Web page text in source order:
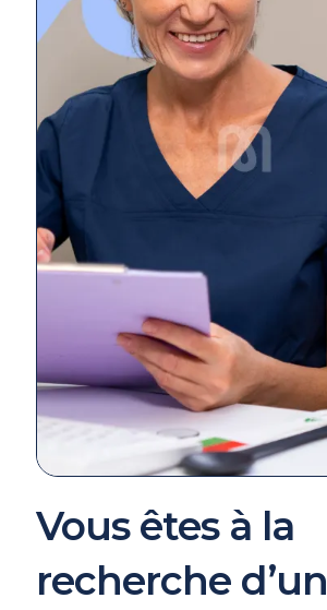
Vous êtes à la
recherche d’un